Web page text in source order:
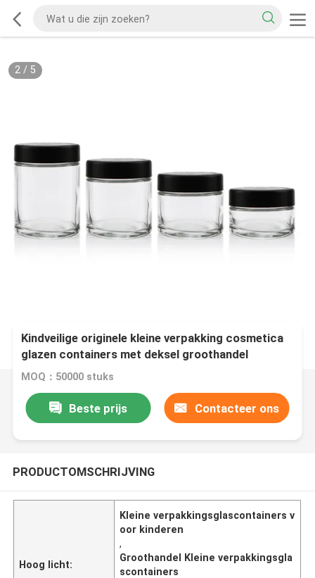
2/ 5
Kindveilige originele kleine verpakking cosmetica
glazen containers met deksel groothandel
MOQ：50000 stuks
Beste prijs Contacteer ons
PRODUCTOMSCHRIJVING
Hoog licht:
Kleine verpakkingsglascontainers v
oor kinderen
,
Groothandel Kleine verpakkingsgla
scontainers